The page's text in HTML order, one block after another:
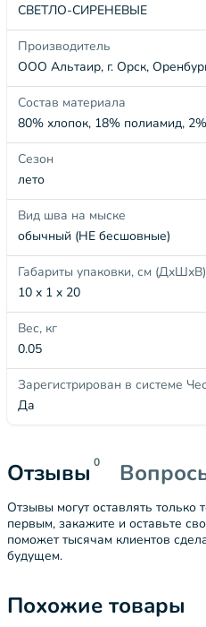
СВЕТЛО-СИРЕНЕВЫЕ
Производитель
ООО Альтаир, г. Орск,
Состав материала
80% хлопок, 18% полиамид,
Сезон
лето
Вид шва на мыске
обычный (НЕ бесшовные)
Габариты упаковки, см (ДхШхВ)
10 x 1 x 20
Вес, кг
0.05
Зарегистрирован в системе
Да
Отзывы 0
Отзывы могут оставлять только
первым, закажите и оставьте
поможет тысячам клиентов
будущем.
Похожие товары